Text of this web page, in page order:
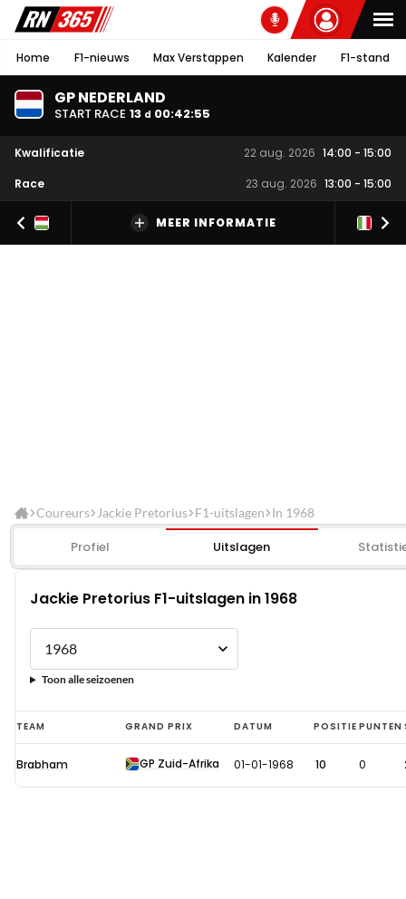
Home F1-nieuws Max Verstappen Kalender F1-stand
GP NEDERLAND
START RACE 13 d 00:42:55
Kwalificatie 22 aug. 2026 14:00 - 15:00
Race
23 aug. 2026 13:00 - 15:00
MEER INFORMATIE
Coureurs Jackie Pretorius F1-uitslagen In 1968
Profiel Uitslagen
Jackie Pretorius F1-uitslagen in 1968
Toon alle seizoenen
Jackie
Pretorius
F1-
TEAM GRAND PRIX DATUM POSITIE PUNTEN
Brabham GP Zuid-Afrika 01-01-1968 10 0